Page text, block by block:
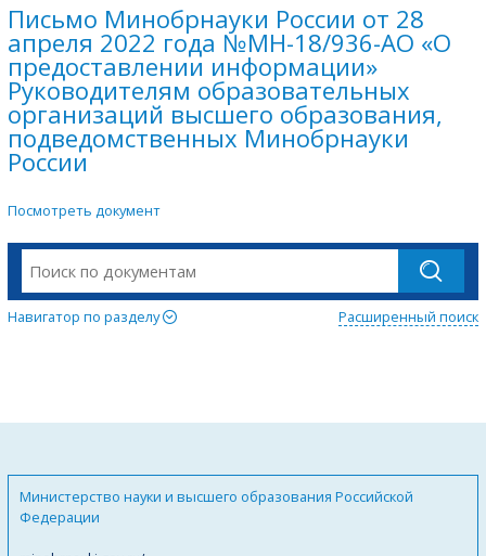
Письмо Минобрнауки России от 28
апреля 2022 года №МН-18/936-АО «О
предоставлении информации»
Руководителям образовательных
организаций высшего образования,
подведомственных Минобрнауки
России
Посмотреть документ
Навигатор по разделу Расширенный поиск
Министерство науки и высшего образования Российской
Федерации